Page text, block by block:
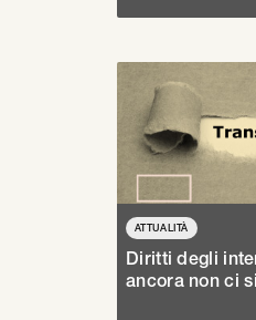
ATTUALITÀ
Diritti degli
ancora non ci